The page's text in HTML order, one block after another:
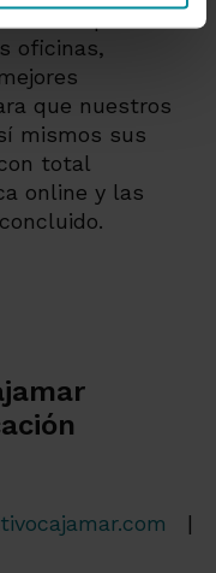
las que se
oficinas,
que nuestros
mismos sus
total
online y las
|